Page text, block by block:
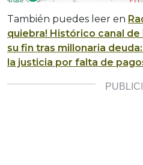
También puedes leer en
quiebra! Histórico canal de
su fin tras millonaria
la justicia por falta de